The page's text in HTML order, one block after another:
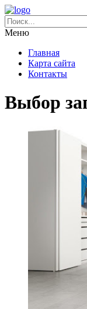
Меню
Главная
Карта сайта
Контакты
Выбор